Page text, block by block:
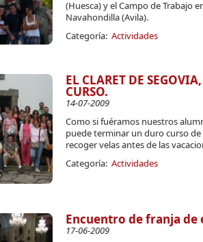
(Huesca) y el Campo de Trabajo
Navahondilla (Avila).
Categoría: Actividades
EL CLARET DE
CURSO.
14-07-2009
Como si fuéramos nuestros
puede terminar un duro curso
recoger velas antes de las
Categoría: Actividades
Encuentro de franja de
17-06-2009